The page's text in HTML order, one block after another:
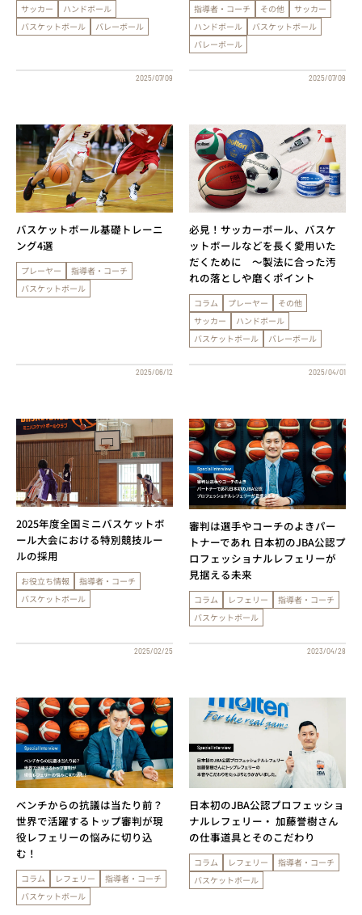
サッカー
ハンドボール
バスケットボール
バレーボール
2025/07/09
指導者・コーチ
その他
サッカー
ハンドボール
バスケットボール
バレーボール
2025/07/09
バスケットボール基礎トレーニ
ング4選
プレーヤー
指導者・コーチ
バスケットボール
2025/06/12
必見！サッカーボール、バスケ
ットボールなどを長く愛用いた
だくために ～製法に合った汚
れの落としや磨くポイント
コラム プレーヤー
その他
サッカー
ハンドボール
バスケットボール
バレーボール
2025/04/01
2025年度全国ミニバスケットボ
ール大会における特別競技ルー
ルの採用
お役立ち情報
指導者・コーチ
バスケットボール
2025/02/25
審判は選手やコーチのよきパー
トナーであれ 日本初のJBA公認プ
ロフェッショナルレフェリーが
見据える未来
コラム レフェリー
指導者・コーチ
バスケットボール
2023/04/28
ベンチからの抗議は当たり前？
世界で活躍するトップ審判が現
役レフェリーの悩みに切り込
む！
コラム レフェリー
指導者・コーチ
バスケットボール
日本初のJBA公認プロフェッショ
ナルレフェリー・ 加藤誉樹さん
の仕事道具とそのこだわり
コラム レフェリー
指導者・コーチ
バスケットボール